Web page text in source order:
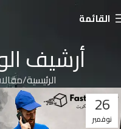
القائمة
أرشيف
الرئيسية
26
نوفمبر